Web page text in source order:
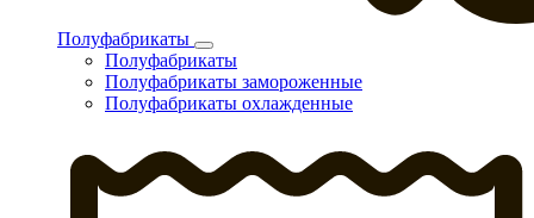
Полуфабрикаты
Полуфабрикаты
Полуфабрикаты замороженные
Полуфабрикаты охлажденные